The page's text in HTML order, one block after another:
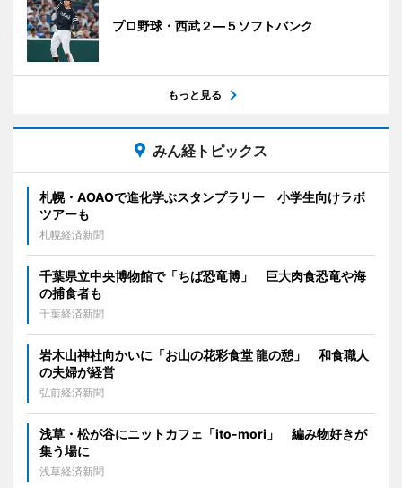
プロ野球・西武２―５ソフトバンク
もっと見る
みん経トピックス
札幌・AOAOで進化学ぶスタンプラリー 小学生向けラボ
ツアーも
札幌経済新聞
千葉県立中央博物館で「ちば恐竜博」 巨大肉食恐竜や海
の捕食者も
千葉経済新聞
岩木山神社向かいに「お山の花彩食堂 龍の憩」 和食職人
の夫婦が経営
弘前経済新聞
浅草・松が谷にニットカフェ「ito-mori」 編み物好きが
集う場に
浅草経済新聞